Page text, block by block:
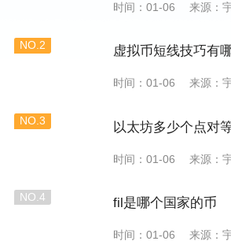
时间：01-06 来源：
NO.2 虚拟币短线技巧有
时间：01-06 来源：
NO.3 以太坊多少个点对
时间：01-06 来源：
NO.4 fil是哪个国家的币
时间：01-06 来源：